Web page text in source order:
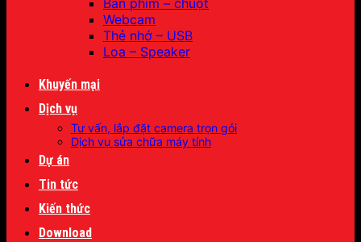
Bàn phím – chuột
Webcam
Thẻ nhớ – USB
Loa – Speaker
Khuyến mại
Dịch vụ
Tư vấn, lắp đặt camera trọn gói
Dịch vụ sửa chữa máy tính
Dự án
Tin tức
Kiến thức
Download